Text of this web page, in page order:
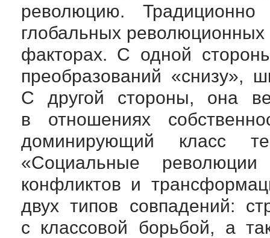
революцию.
глобальных революционных
факторах. С одной
преобразований «снизу»,
С другой стороны, она
в отношениях
доминирующий класс
«Социальные
конфликтов и
двух типов совпадений:
с классовой борьбой, а